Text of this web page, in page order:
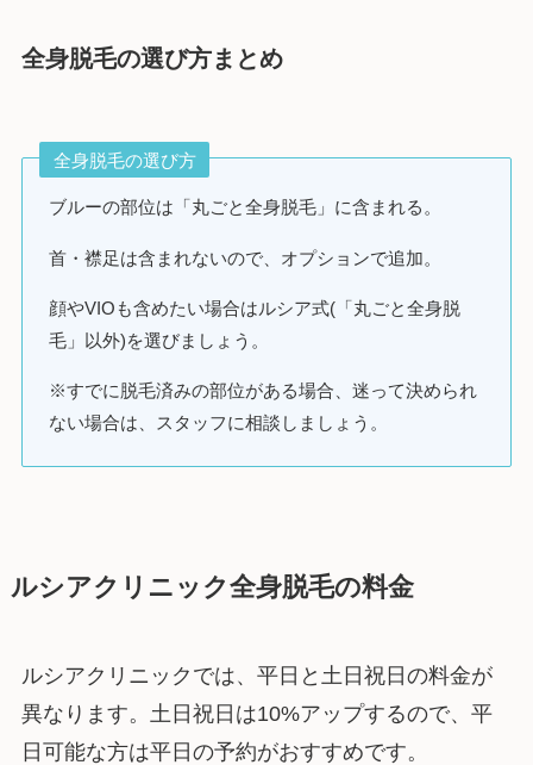
全身脱毛の選び方まとめ
全身脱毛の選び方
ブルーの部位は「丸ごと全身脱毛」に含まれる。
首・襟足は含まれないので、オプションで追加。
顔やVIOも含めたい場合はルシア式(「丸ごと全身脱
毛」以外)を選びましょう。
※すでに脱毛済みの部位がある場合、迷って決められ
ない場合は、スタッフに相談しましょう。
ルシアクリニック全身脱毛の料金
ルシアクリニックでは、平日と土日祝日の料金が
異なります。土日祝日は10%アップするので、平
日可能な方は平日の予約がおすすめです。